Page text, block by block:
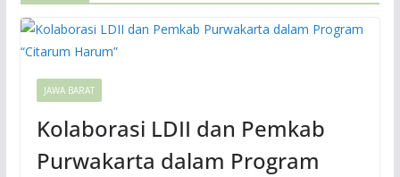
JAWA BARAT
Kolaborasi LDII dan Pemkab
Purwakarta dalam Program